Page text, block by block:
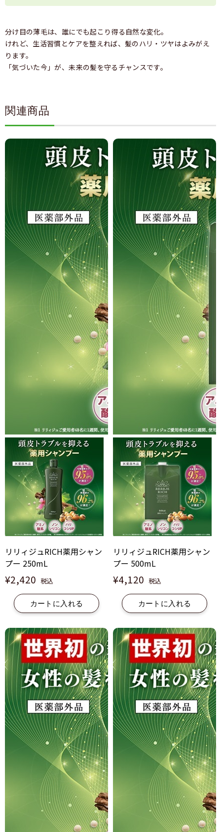
分け目の薄毛は、誰にでも起こり得る自然な変化。
けれど、生活習慣とケアを整えれば、髪のハリ・ツヤはよみがえ
ります。
「気づいた今」が、未来の髪を守るチャンスです。
関連商品
リリィジュRICH薬用シャン
プー 250mL
¥2,420 税込
カートに入れる
リリィジュRICH薬用シャン
プー 500mL
¥4,120 税込
カートに入れる